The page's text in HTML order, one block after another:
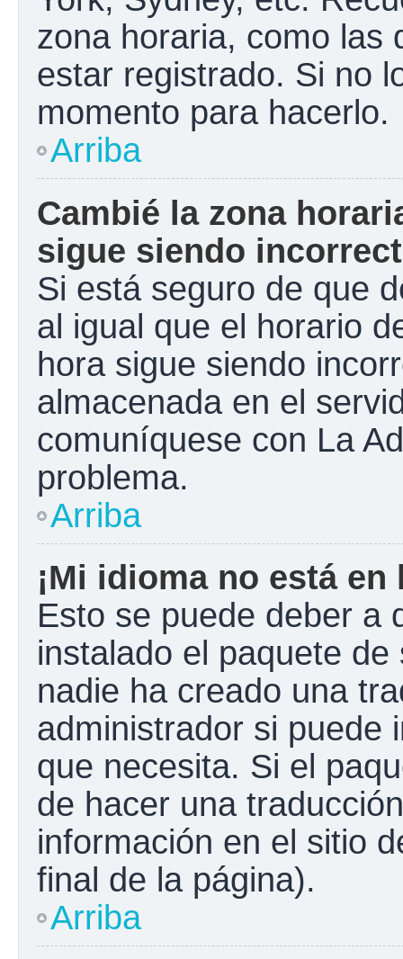
zona horaria, como las
estar registrado. Si no
momento para hacerlo.
Arriba
Cambié la zona
sigue siendo
Si está seguro de que
al igual que el horario
hora sigue siendo
almacenada en el
comuníquese con La
problema.
Arriba
¡Mi idioma no está
Esto se puede deber a
instalado el paquete
nadie ha creado una
administrador si puede
que necesita. Si el
de hacer una
información en el sitio
final de la página).
Arriba